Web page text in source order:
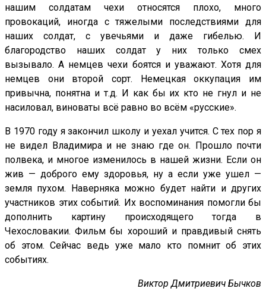
нашим солдатам чехи относятся плохо, много
провокаций, иногда с тяжелыми последствиями для
наших солдат, с увечьями и даже гибелью. И
благородство наших солдат у них только смех
вызывало. А немцев чехи боятся и уважают. Хотя для
немцев они второй сорт. Немецкая оккупация им
привычна, понятна и т.д. И как бы их кто не гнул и не
насиловал, виноваты всё равно во всём «русские».
В 1970 году я закончил школу и уехал учится. С тех пор я
не видел Владимира и не знаю где он. Прошло почти
полвека, и многое изменилось в нашей жизни. Если он
жив — доброго ему здоровья, ну а если уже ушел —
земля пухом. Наверняка можно будет найти и других
участников этих событий. Их воспоминания помогли бы
дополнить картину происходящего тогда в
Чехословакии. Фильм бы хороший и правдивый снять
об этом. Сейчас ведь уже мало кто помнит об этих
событиях.
Виктор Дмитриевич Бычков